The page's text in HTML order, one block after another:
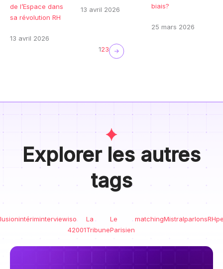
de l’Espace dans
sa révolution RH
13 avril 2026
13 avril 2026
biais?
25 mars 2026
123
Explorer les autres
tags
intériminterviewiso
42001
La
Tribune
Le
Parisien
matchingMistralparlonsRH